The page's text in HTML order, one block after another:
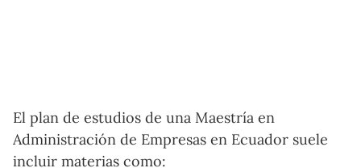
El plan de estudios de una Maestría en
Administración de Empresas en Ecuador suele
incluir materias como: